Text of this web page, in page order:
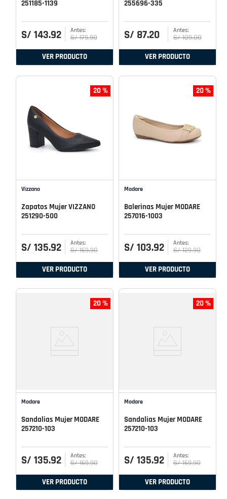
251185-1139
S/ 143.92 S/ 179.90
VER PRODUCTO
255696-335
S/ 87.20 S/ 109.00
VER PRODUCTO
20 %
Vizzano
Zapatos Mujer VIZZANO
251290-500
S/ 135.92 S/ 169.90
VER PRODUCTO
20 %
Modare
Balerinas Mujer MODARE
257016-1003
S/ 103.92 S/ 129.90
VER PRODUCTO
20 %
Modare
Sandalias Mujer MODARE
257210-103
S/ 135.92 S/ 169.90
VER PRODUCTO
20 %
Modare
Sandalias Mujer MODARE
257210-103
S/ 135.92 S/ 169.90
VER PRODUCTO